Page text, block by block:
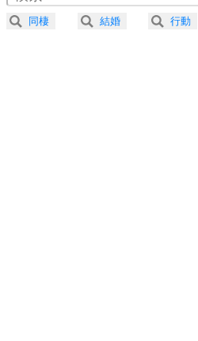
プラス思考
2.5倍速 （276KB 1分10秒）
3.0倍速 （230KB 58秒）
同棲 結婚 行動